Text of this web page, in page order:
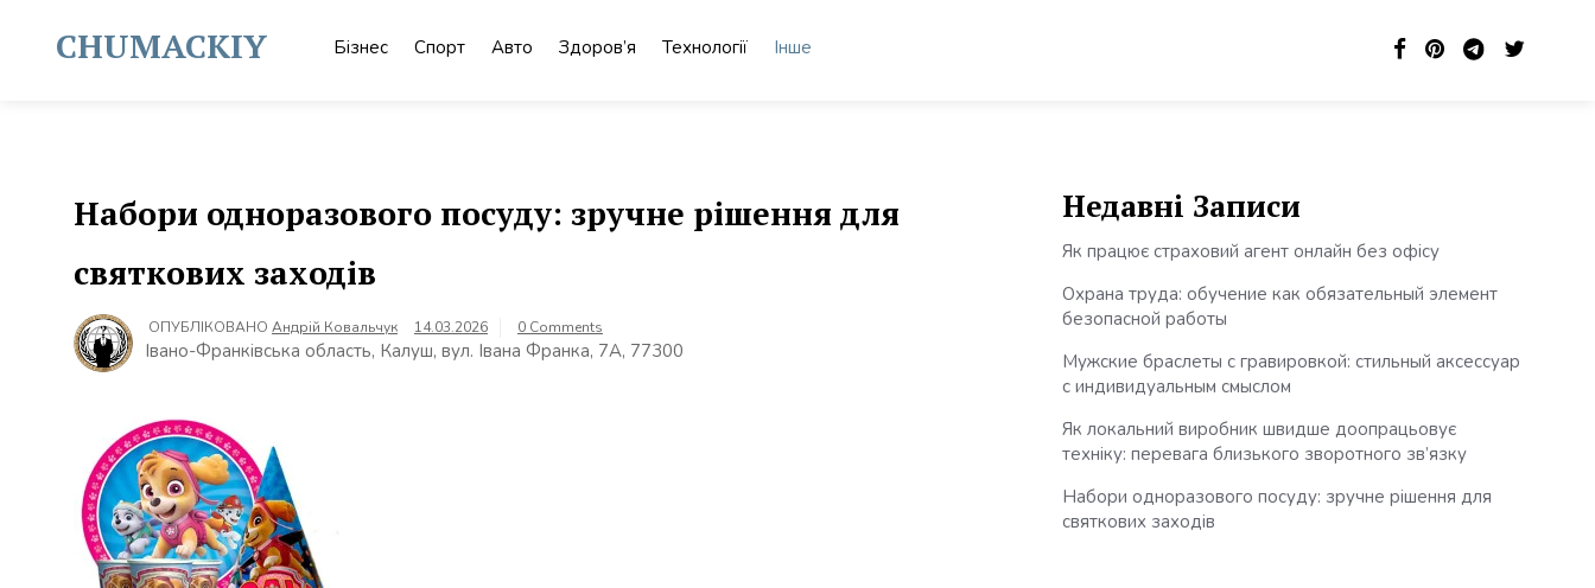
contentCHUMACKIY Бізнес Спорт Авто Здоров’я Технології Інше
Набори одноразового посуду: зручне рішення для
святкових заходів
ОПУБЛІКОВАНО Андрій Ковальчук 14.03.2026 0 Comments
Івано-Франківська область, Калуш, вул. Івана Франка, 7А, 77300
Недавні Записи
Як працює страховий агент онлайн без офісу
Охрана труда: обучение как обязательный элемент
безопасной работы
Мужские браслеты с гравировкой: стильный аксессуар
с индивидуальным смыслом
Як локальний виробник швидше доопрацьовує
техніку: перевага близького зворотного зв’язку
Набори одноразового посуду: зручне рішення для
святкових заходів